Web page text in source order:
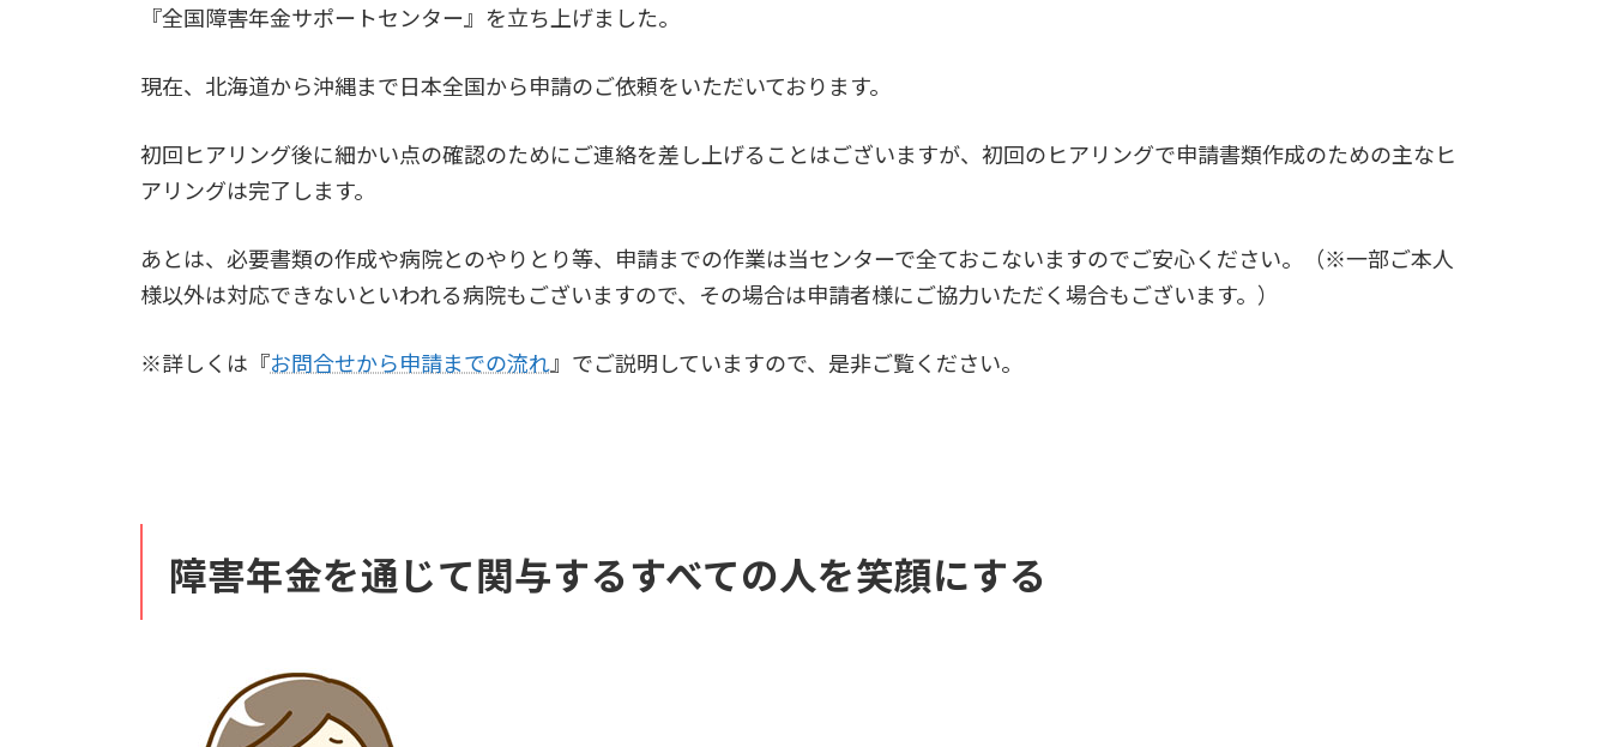
『全国障害年金サポートセンター』を立ち上げました。
現在、北海道から沖縄まで日本全国から申請のご依頼をいただいております。
初回ヒアリング後に細かい点の確認のためにご連絡を差し上げることはございますが、初回のヒアリングで申請書類作成のための主なヒ
アリングは完了します。
あとは、必要書類の作成や病院とのやりとり等、申請までの作業は当センターで全ておこないますのでご安心ください。（※一部ご本人
様以外は対応できないといわれる病院もございますので、その場合は申請者様にご協力いただく場合もございます。）
※詳しくは『お問合せから申請までの流れ』でご説明していますので、是非ご覧ください。
障害年金を通じて関与するすべての人を笑顔にする